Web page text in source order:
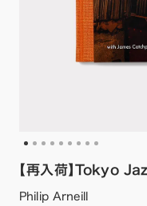
【再入荷】Tokyo
Philip Arneill